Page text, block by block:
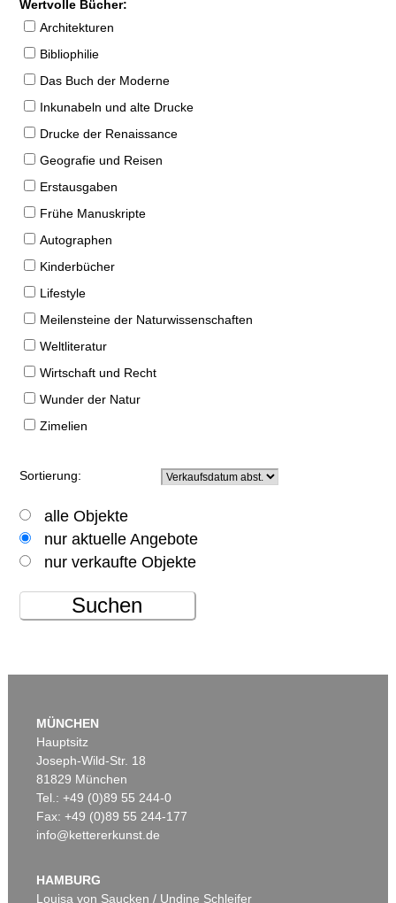
Wertvolle Bücher:
Architekturen
Bibliophilie
Das Buch der Moderne
Inkunabeln und alte Drucke
Drucke der Renaissance
Geografie und Reisen
Erstausgaben
Frühe Manuskripte
Autographen
Kinderbücher
Lifestyle
Meilensteine der Naturwissenschaften
Weltliteratur
Wirtschaft und Recht
Wunder der Natur
Zimelien
Sortierung:
alle Objekte
nur aktuelle Angebote
nur verkaufte Objekte
Suchen
MÜNCHEN
Hauptsitz
Joseph-Wild-Str. 18
81829 München
Tel.: +49 (0)89 55 244-0
Fax: +49 (0)89 55 244-177
info@kettererkunst.de
HAMBURG
Louisa von Saucken / Undine Schleifer